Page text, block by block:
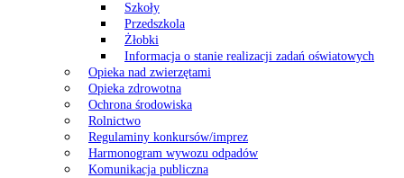
Szkoły
Przedszkola
Żłobki
Informacja o stanie realizacji zadań oświatowych
Opieka nad zwierzętami
Opieka zdrowotna
Ochrona środowiska
Rolnictwo
Regulaminy konkursów/imprez
Harmonogram wywozu odpadów
Komunikacja publiczna